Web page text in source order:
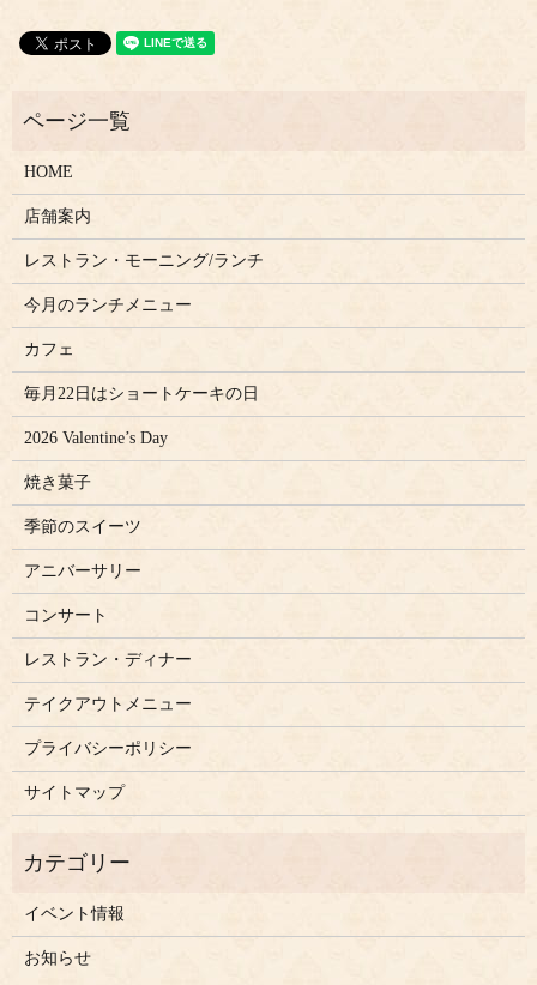
HOME
店舗案内
レストラン・モーニング/ランチ
今月のランチメニュー
カフェ
毎月22日はショートケーキの日
2026 Valentine’s Day
焼き菓子
季節のスイーツ
アニバーサリー
コンサート
レストラン・ディナー
テイクアウトメニュー
プライバシーポリシー
サイトマップ
イベント情報
お知らせ